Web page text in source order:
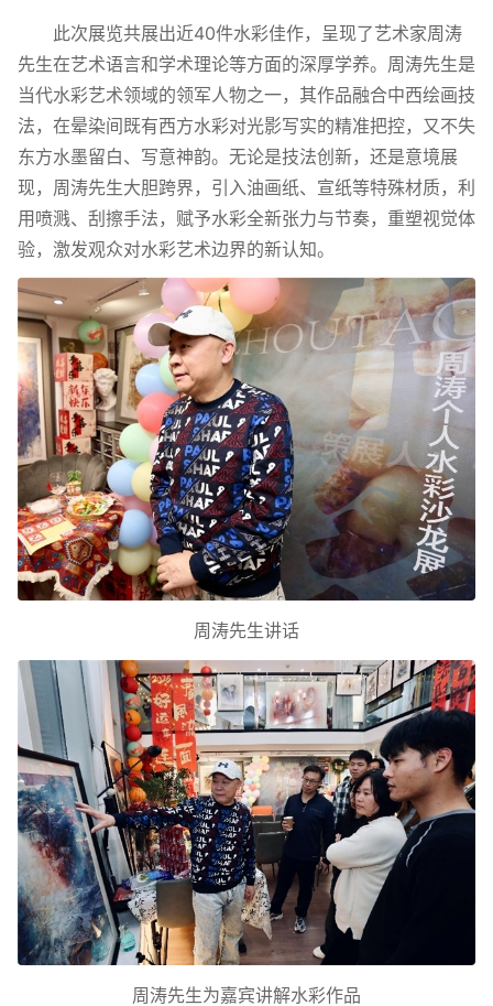
此次展览共展出近40件水彩佳作，呈现了艺术家周涛
先生在艺术语言和学术理论等方面的深厚学养。周涛先生是
当代水彩艺术领域的领军人物之一，其作品融合中西绘画技
法，在晕染间既有西方水彩对光影写实的精准把控，又不失
东方水墨留白、写意神韵。无论是技法创新，还是意境展
现，周涛先生大胆跨界，引入油画纸、宣纸等特殊材质，利
用喷溅、刮擦手法，赋予水彩全新张力与节奏，重塑视觉体
验，激发观众对水彩艺术边界的新认知。
周涛先生讲话
周涛先生为嘉宾讲解水彩作品